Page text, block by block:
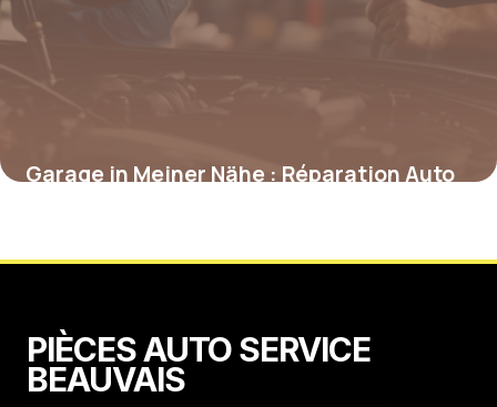
Garage in Meiner Nähe : Réparation Auto
PIÈCES AUTO SERVICE
BEAUVAIS